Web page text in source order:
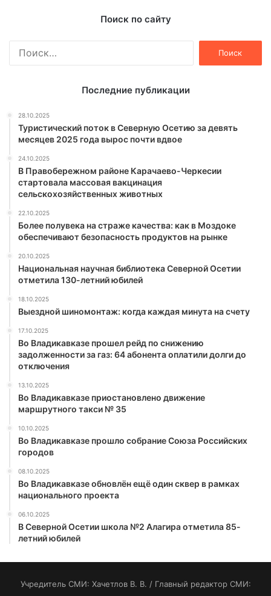
Поиск по сайту
Последние публикации
28.10.2025
Туристический поток в Северную Осетию за девять
месяцев 2025 года вырос почти вдвое
24.10.2025
В Правобережном районе Карачаево-Черкесии
стартовала массовая вакцинация
сельскохозяйственных животных
22.10.2025
Более полувека на страже качества: как в Моздоке
обеспечивают безопасность продуктов на рынке
20.10.2025
Национальная научная библиотека Северной Осетии
отметила 130-летний юбилей
18.10.2025
Выездной шиномонтаж: когда каждая минута на счету
17.10.2025
Во Владикавказе прошел рейд по снижению
задолженности за газ: 64 абонента оплатили долги до
отключения
13.10.2025
Во Владикавказе приостановлено движение
маршрутного такси № 35
10.10.2025
Во Владикавказе прошло собрание Союза Российских
городов
08.10.2025
Во Владикавказе обновлён ещё один сквер в рамках
национального проекта
06.10.2025
В Северной Осетии школа №2 Алагира отметила 85-
летний юбилей
Учредитель СМИ: Хaчeтлoв B. B. / Главный редактор СМИ: